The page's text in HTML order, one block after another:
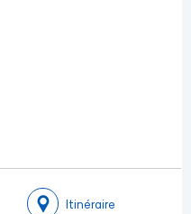
Itinéraire